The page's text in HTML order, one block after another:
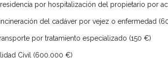
residencia por hospitalización del propietario por
del cadáver por vejez o enfermedad
por tratamiento especializado (150 €)
Civil (600.000 €)